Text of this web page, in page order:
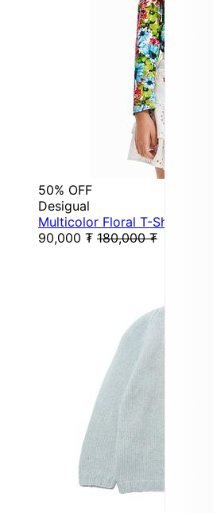
50% OFF
Desigual
Multicolor Floral T-Shirt (Blue)
90,000 ₮ 180,000 ₮